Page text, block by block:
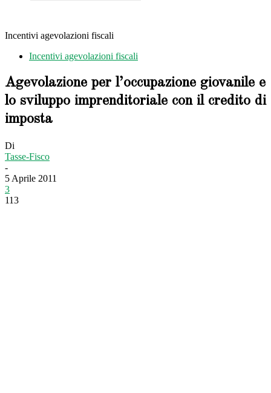
Incentivi agevolazioni fiscali
Incentivi agevolazioni fiscali
Agevolazione per l’occupazione giovanile e
lo sviluppo imprenditoriale con il credito di
imposta
Di
Tasse-Fisco
-
5 Aprile 2011
3
113